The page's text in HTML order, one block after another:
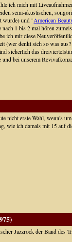
ich mich mit
semi-akustischen,
wurde) und "American
nach 1 bis 2 mal hören
ich mir diese
(wer denkt sich so was
sicherlich das
und bei unserem
nicht erste Wahl, wenn's
wie ich damals mit 15 auf
Jazzrock der Band des